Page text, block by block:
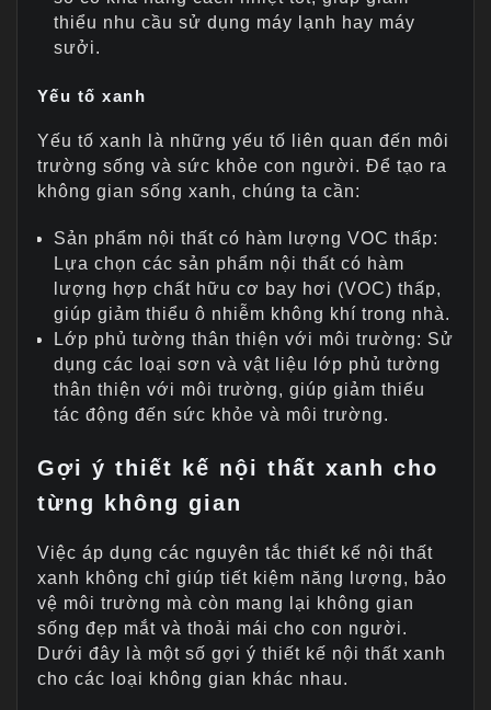
thiểu nhu cầu sử dụng máy lạnh hay máy
sưởi.
Yếu tố xanh
Yếu tố xanh là những yếu tố liên quan đến môi
trường sống và sức khỏe con người. Để tạo ra
không gian sống xanh, chúng ta cần:
Sản phẩm nội thất có hàm lượng VOC thấp:
Lựa chọn các sản phẩm nội thất có hàm
lượng hợp chất hữu cơ bay hơi (VOC) thấp,
giúp giảm thiểu ô nhiễm không khí trong nhà.
Lớp phủ tường thân thiện với môi trường: Sử
dụng các loại sơn và vật liệu lớp phủ tường
thân thiện với môi trường, giúp giảm thiểu
tác động đến sức khỏe và môi trường.
Gợi ý thiết kế nội thất xanh cho
từng không gian
Việc áp dụng các nguyên tắc thiết kế nội thất
xanh không chỉ giúp tiết kiệm năng lượng, bảo
vệ môi trường mà còn mang lại không gian
sống đẹp mắt và thoải mái cho con người.
Dưới đây là một số gợi ý thiết kế nội thất xanh
cho các loại không gian khác nhau.